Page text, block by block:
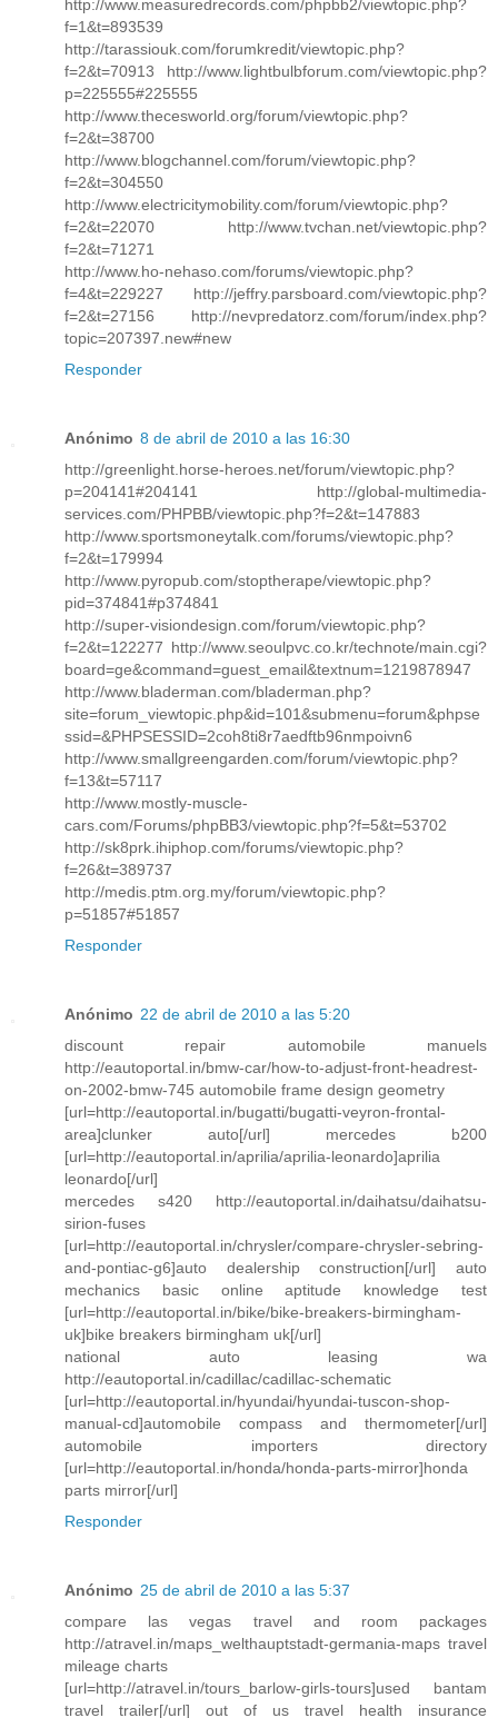
http://www.measuredrecords.com/phpbb2/viewtopic.php?
f=1&t=893539
http://tarassiouk.com/forumkredit/viewtopic.php?
f=2&t=70913 http://www.lightbulbforum.com/viewtopic.php?
p=225555#225555
http://www.thecesworld.org/forum/viewtopic.php?
f=2&t=38700
http://www.blogchannel.com/forum/viewtopic.php?
f=2&t=304550
http://www.electricitymobility.com/forum/viewtopic.php?
f=2&t=22070 http://www.tvchan.net/viewtopic.php?
f=2&t=71271
http://www.ho-nehaso.com/forums/viewtopic.php?
f=4&t=229227 http://jeffry.parsboard.com/viewtopic.php?
f=2&t=27156 http://nevpredatorz.com/forum/index.php?
topic=207397.new#new
Responder
Anónimo 8 de abril de 2010 a las 16:30
http://greenlight.horse-heroes.net/forum/viewtopic.php?
p=204141#204141 http://global-multimedia-
services.com/PHPBB/viewtopic.php?f=2&t=147883
http://www.sportsmoneytalk.com/forums/viewtopic.php?
f=2&t=179994
http://www.pyropub.com/stoptherape/viewtopic.php?
pid=374841#p374841
http://super-visiondesign.com/forum/viewtopic.php?
f=2&t=122277 http://www.seoulpvc.co.kr/technote/main.cgi?
board=ge&command=guest_email&textnum=1219878947
http://www.bladerman.com/bladerman.php?
site=forum_viewtopic.php&id=101&submenu=forum&phpse
ssid=&PHPSESSID=2coh8ti8r7aedftb96nmpoivn6
http://www.smallgreengarden.com/forum/viewtopic.php?
f=13&t=57117
http://www.mostly-muscle-
cars.com/Forums/phpBB3/viewtopic.php?f=5&t=53702
http://sk8prk.ihiphop.com/forums/viewtopic.php?
f=26&t=389737
http://medis.ptm.org.my/forum/viewtopic.php?
p=51857#51857
Responder
Anónimo 22 de abril de 2010 a las 5:20
discount repair automobile manuels
http://eautoportal.in/bmw-car/how-to-adjust-front-headrest-
on-2002-bmw-745 automobile frame design geometry
[url=http://eautoportal.in/bugatti/bugatti-veyron-frontal-
area]clunker auto[/url] mercedes b200
[url=http://eautoportal.in/aprilia/aprilia-leonardo]aprilia
leonardo[/url]
mercedes s420 http://eautoportal.in/daihatsu/daihatsu-
sirion-fuses
[url=http://eautoportal.in/chrysler/compare-chrysler-sebring-
and-pontiac-g6]auto dealership construction[/url] auto
mechanics basic online aptitude knowledge test
[url=http://eautoportal.in/bike/bike-breakers-birmingham-
uk]bike breakers birmingham uk[/url]
national auto leasing wa
http://eautoportal.in/cadillac/cadillac-schematic
[url=http://eautoportal.in/hyundai/hyundai-tuscon-shop-
manual-cd]automobile compass and thermometer[/url]
automobile importers directory
[url=http://eautoportal.in/honda/honda-parts-mirror]honda
parts mirror[/url]
Responder
Anónimo 25 de abril de 2010 a las 5:37
compare las vegas travel and room packages
http://atravel.in/maps_welthauptstadt-germania-maps travel
mileage charts
[url=http://atravel.in/tours_barlow-girls-tours]used bantam
travel trailer[/url] out of us travel health insurance